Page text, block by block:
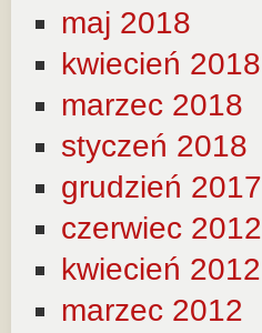
maj 2018
kwiecień 2018
marzec 2018
styczeń 2018
grudzień 2017
czerwiec 2012
kwiecień 2012
marzec 2012